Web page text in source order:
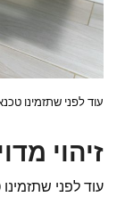
עוד לפני שתזמינו
זיהוי
עוד לפני